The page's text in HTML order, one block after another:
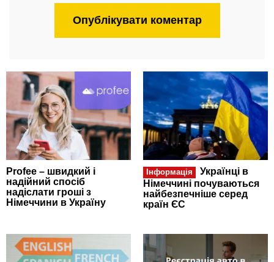
Profee – швидкий і
надійний спосіб
надіслати гроші з
Німеччини в Україну
Інформація
Українці в
Німеччині почуваються
найбезпечніше серед
країн ЄС